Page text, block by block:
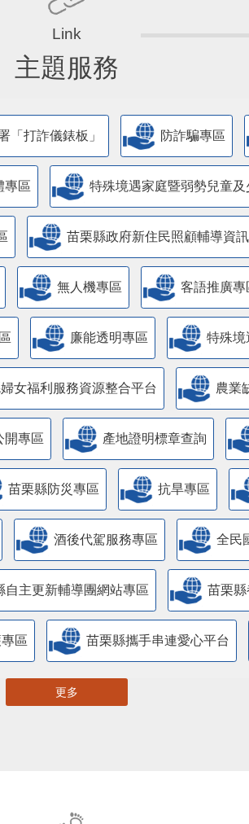
主題服務
「打詐儀錶板」 防詐騙專區
專區 特殊境遇家庭暨弱勢兒童
苗栗縣政府新住民照顧輔導資
無人機專區 客語推廣專
廉能透明專區 特殊境
女福利服務資源整合平台 農業
開專區 產地證明標章查詢
苗栗縣防災專區 抗旱專區
酒後代駕服務專區 全民
自主更新輔導團網站專區 苗栗
區 苗栗縣攜手串連愛心平台